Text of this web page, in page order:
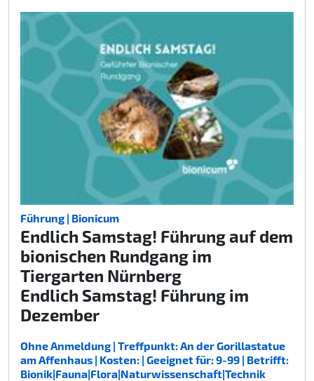
Führung | Bionicum
Endlich Samstag! Führung auf dem
bionischen Rundgang im
Tiergarten Nürnberg
Endlich Samstag! Führung im
Dezember
Ohne Anmeldung | Treffpunkt: An der Gorillastatue
am Affenhaus | Kosten: | Geeignet für: 9-99 | Betrifft:
Bionik|Fauna|Flora|Naturwissenschaft|Technik